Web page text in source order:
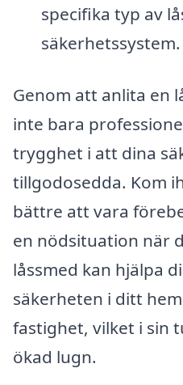
specifika typ av
säkerhetssystem.
Genom att anlita en
inte bara
trygghet i att dina
tillgodosedda. Kom
bättre att vara
en nödsituation när
låssmed kan hjälpa
säkerheten i ditt
fastighet, vilket i sin
ökad lugn.